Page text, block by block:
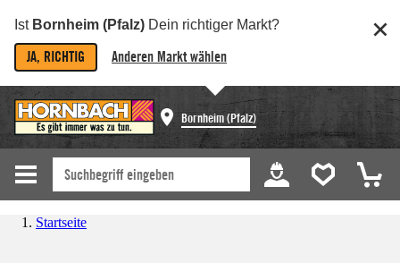
Ist Bornheim (Pfalz) Dein richtiger Markt?
JA, RICHTIG Anderen Markt wählen
Bornheim (Pfalz)
Startseite